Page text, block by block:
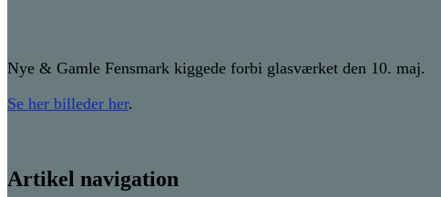
Nye & Gamle Fensmark kiggede forbi glasværket den 10. maj.
Se her billeder her.
Artikel navigation